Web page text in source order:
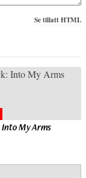
Se tillatt HTML
Into My Arms